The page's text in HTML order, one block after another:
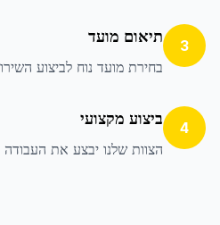
3 תיאום מועד
בחירת מועד נוח לביצוע
4 ביצוע מקצועי
הצוות שלנו יבצע את העבודה